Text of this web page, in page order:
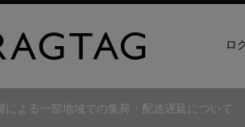
ロ
による一部地域での集荷・配送遅延について